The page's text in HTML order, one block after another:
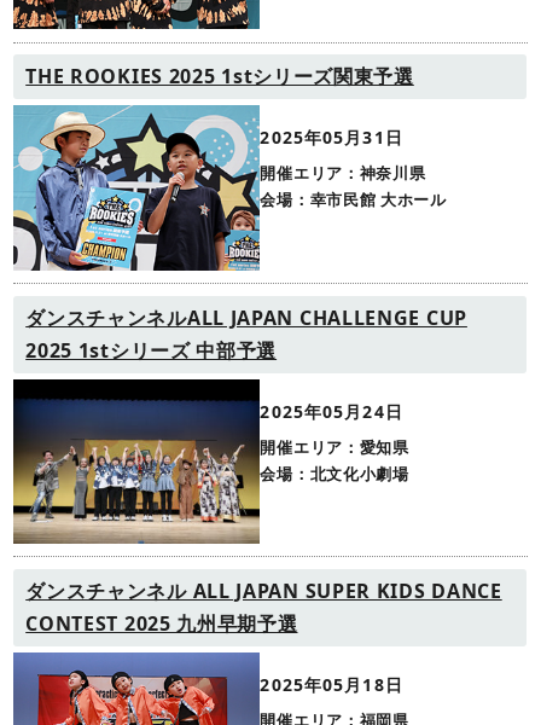
THE ROOKIES 2025 1stシリーズ関東予選
2025年05月31日
開催エリア：神奈川県
会場：幸市民館 大ホール
ダンスチャンネルALL JAPAN CHALLENGE CUP
2025 1stシリーズ 中部予選
2025年05月24日
開催エリア：愛知県
会場：北文化小劇場
ダンスチャンネル ALL JAPAN SUPER KIDS DANCE
CONTEST 2025 九州早期予選
2025年05月18日
開催エリア：福岡県